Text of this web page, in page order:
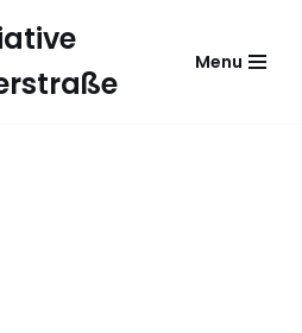
Menu